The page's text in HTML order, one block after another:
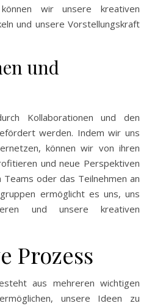
wir unsere kreativen
und unsere Vorstellungskraft
und
Kollaborationen und den
werden. Indem wir uns
können wir von ihren
und neue Perspektiven
Teams oder das Teilnehmen an
ermöglicht es uns, uns
und unsere kreativen
Prozess
aus mehreren wichtigen
unsere Ideen zu